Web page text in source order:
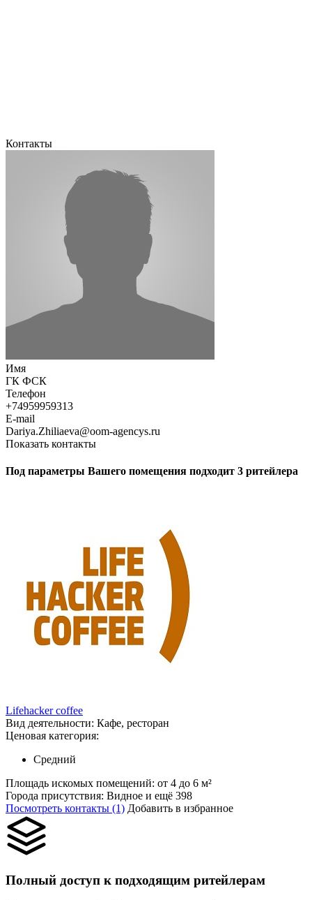
Контакты
Имя
ГК ФСК
Телефон
+74959959313
E-mail
Dariya.Zhiliaeva@oom-agencys.ru
Показать контакты
Под параметры Вашего помещения подходит 3 ритейлера
Lifehacker coffee
Вид деятельности: Кафе, ресторан
Ценовая категория:
Средний
Площадь искомых помещений: от 4 до 6 м²
Города присутствия: Видное и ещё 398
Посмотреть контакты (1) Добавить в избранное
Полный доступ к подходящим ритейлерам